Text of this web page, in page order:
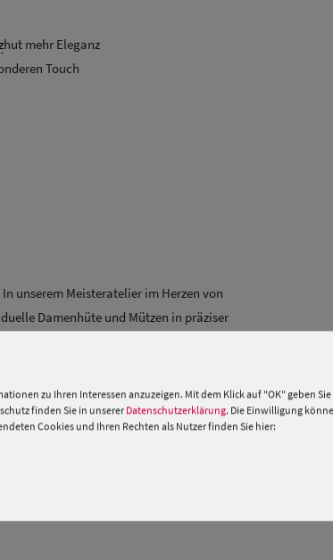
hut mehr Eleganz
Touch
unserem Meisteratelier im Herzen von
Damenhüte und Mützen in präziser
Neben einigen Standard Modellen
immer passend zu den aktuellen
Wenn Sie spezielle Fragen oder Wünsche
Stilberater von Mo.-Fr. 09:00 – 17:00 Uhr unter
zu Ihren Interessen anzuzeigen. Mit dem Klick auf "OK" geben Sie
finden Sie in unserer Datenschutzerklärung. Die Einwilligung
Cookies und Ihren Rechten als Nutzer finden Sie hier: